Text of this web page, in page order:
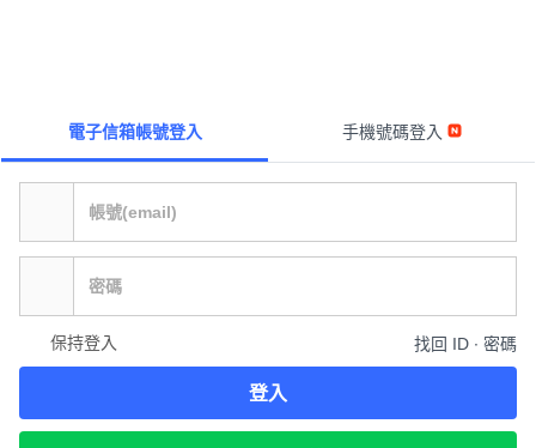
電子信箱帳號登入 手機號碼登入
保持登入 找回 ID ∙ 密碼
登入